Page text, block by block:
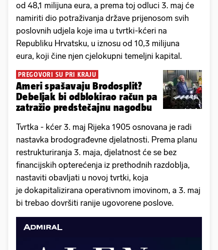
od 48,1 milijuna eura, a prema toj odluci 3. maj će
namiriti dio potraživanja države prijenosom svih
poslovnih udjela koje ima u tvrtki-kćeri na
Republiku Hrvatsku, u iznosu od 10,3 milijuna
eura, koji čine njen cjelokupni temeljni kapital.
PREGOVORI SU PRI KRAJU
Ameri spašavaju Brodosplit?
Debeljak bi odblokirao račun pa
zatražio predstečajnu nagodbu
Tvrtka - kćer 3. maj Rijeka 1905 osnovana je radi
nastavka brodograđevne djelatnosti. Prema planu
restrukturiranja 3. maja, djelatnost će se bez
financijskih opterećenja iz prethodnih razdoblja,
nastaviti obavljati u novoj tvrtki, koja
je dokapitalizirana operativnom imovinom, a 3. maj
bi trebao dovršiti ranije ugovorene poslove.